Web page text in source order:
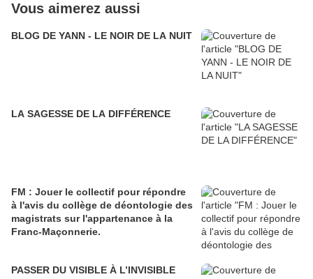
Vous aimerez aussi
BLOG DE YANN - LE NOIR DE LA NUIT
LA SAGESSE DE LA DIFFÉRENCE
FM : Jouer le collectif pour répondre
à l'avis du collège de déontologie des
magistrats sur l'appartenance à la
Franc-Maçonnerie.
PASSER DU VISIBLE À L’INVISIBLE